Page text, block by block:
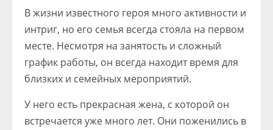
В жизни известного героя много активности и
интриг, но его семья всегда стояла на первом
месте. Несмотря на занятость и сложный
график работы, он всегда находит время для
близких и семейных мероприятий.
У него есть прекрасная жена, с которой он
встречается уже много лет. Они поженились в